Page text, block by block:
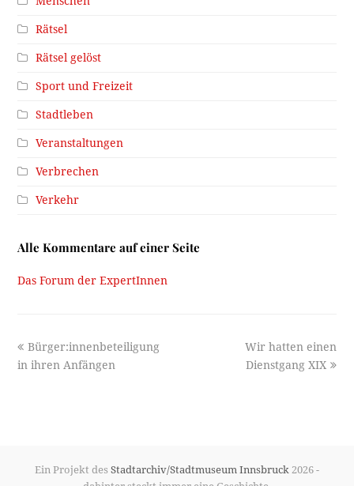
Rätsel
Rätsel gelöst
Sport und Freizeit
Stadtleben
Veranstaltungen
Verbrechen
Verkehr
Alle Kommentare auf einer Seite
Das Forum der ExpertInnen
previous
post:
Bürger:innenbeteiligung
in ihren Anfängen
next
post:
Wir hatten einen
Dienstgang XIX
Ein Projekt des Stadtarchiv/Stadtmuseum Innsbruck 2026 -